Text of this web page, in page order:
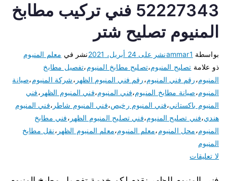
52227343 فني تركيب مطابخ
المنيوم تصليح شتر
بواسطة ammar1نشر على 24 أبريل، 2021 نشر في معلم المنيوم
ذو علامة تصليح المنيوم،تصليح مطابخ المنيوم،تفصيل مطابخ
المنيوم،رقم فني المنيوم،رقم فني المنيوم الظهر ،شركة المنيوم،صيانة
المنيوم،صيانة مطابخ المنيوم،فني المنيوم،فني المنيوم الظهر ،فني
المنيوم باكستاني،فني المنيوم رخيص،فني المنيوم شاطر ،فني المنيوم
هندي،فني تصليح المنيوم،فني تصليح المنيوم الظهر ،فني مطابخ
المنيوم،محل المنيوم،معلم المنيوم،معلم المنيوم الظهر ،نقل مطابخ
المنيوم
لا تعليقات